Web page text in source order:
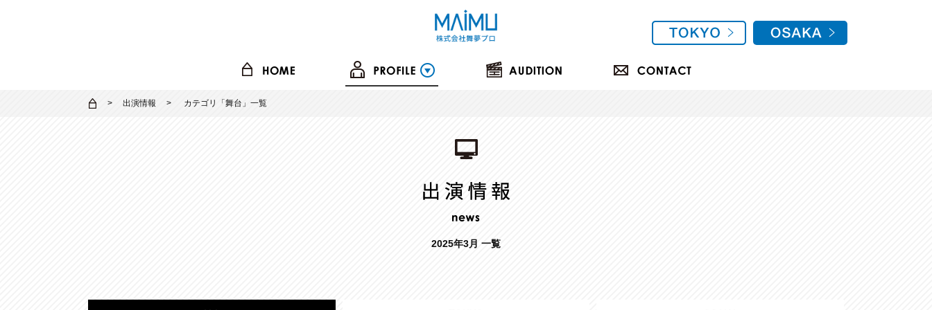
出演情報 カテゴリ「 舞台 」一覧
2025年3月 一覧